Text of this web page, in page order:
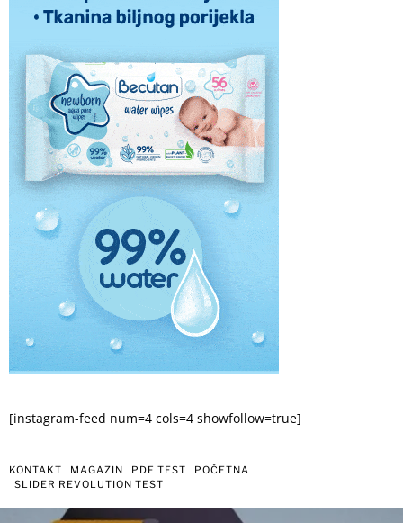
[instagram-feed num=4 cols=4 showfollow=true]
KONTAKT MAGAZIN PDF TEST
POČETNA
SLIDER REVOLUTION TEST